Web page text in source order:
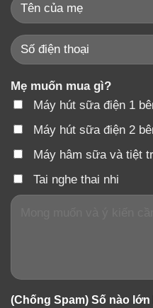
Mẹ muốn mua gì?
Máy hút sữa điện 1
Máy hút sữa điện 2
Máy hâm sữa và tiệt
Tai nghe thai nhi
(Chống Spam) Số nào